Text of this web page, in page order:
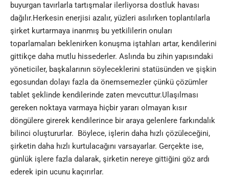
buyurgan tavırlarla tartışmalar ilerliyorsa dostluk havası
dağılır.Herkesin enerjisi azalır, yüzleri asılırken toplantılarla
şirket kurtarmaya inanmış bu yetkililerin onuları
toparlamaları beklenirken konuşma iştahları artar, kendilerini
gittikçe daha mutlu hissederler. Aslında bu zihin yapısındaki
yöneticiler, başkalarının söyleceklerini statüsünden ve şişkin
egosundan dolayı fazla da önemsemezler çünkü çözümler
tablet şeklinde kendilerinde zaten mevcuttur.Ulaşılması
gereken noktaya varmaya hiçbir yararı olmayan kısır
döngülere girerek kendilerince bir araya gelenlere farkındalık
bilinci oluştururlar. Böylece, işlerin daha hızlı çözüleceğini,
şirketin daha hızlı kurtulacağını varsayarlar. Gerçekte ise,
günlük işlere fazla dalarak, şirketin nereye gittiğini göz ardı
ederek ipin ucunu kaçırırlar.